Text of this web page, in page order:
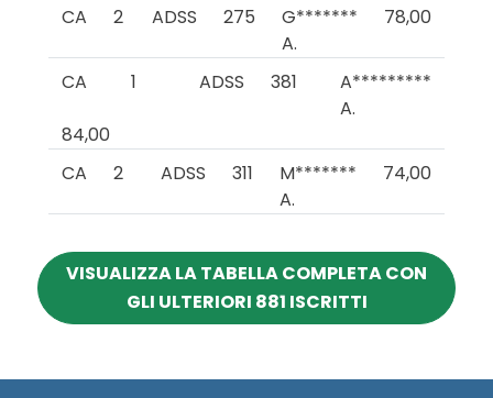
CA 2 ADSS 275
G*******
A.
78,00
CA 1 ADSS 381
A*********
A.
84,00
CA
2 ADSS 311
M*******
A.
74,00
VISUALIZZA LA TABELLA COMPLETA CON
GLI ULTERIORI 881 ISCRITTI